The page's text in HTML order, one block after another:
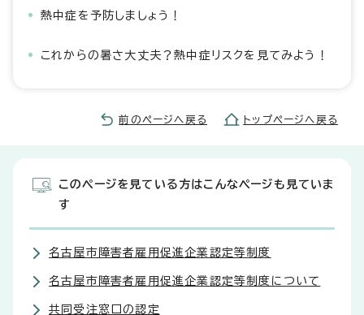
熱中症を予防しましょう！
これからの暑さ大丈夫？熱中症リスクを見てみよう！
前のページへ戻る トップページへ戻る
このページを見ている方はこんなページも見ていま
す
名古屋市障害者雇用促進企業認定等制度
名古屋市障害者雇用促進企業認定等制度について
共同受注窓口の認定